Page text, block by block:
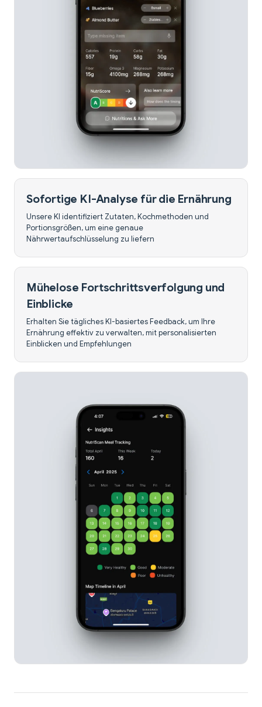
Sofortige KI-Analyse für die Ernährung
Unsere KI identifiziert Zutaten, Kochmethoden und
Portionsgrößen, um eine genaue
Nährwertaufschlüsselung zu liefern
Mühelose Fortschrittsverfolgung und
Einblicke
Erhalten Sie tägliches KI-basiertes Feedback, um Ihre
Ernährung effektiv zu verwalten, mit personalisierten
Einblicken und Empfehlungen